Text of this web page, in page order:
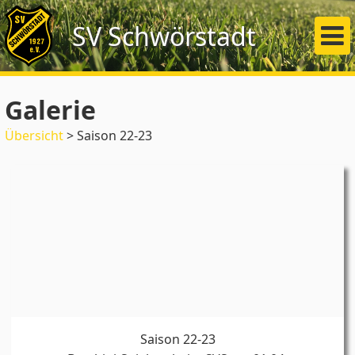
SV Schwörstadt
Galerie
Übersicht> Saison 22-23
Saison 22-23